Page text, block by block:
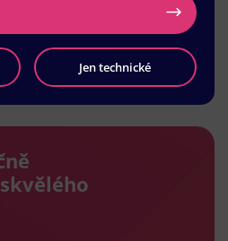
další Jen technické